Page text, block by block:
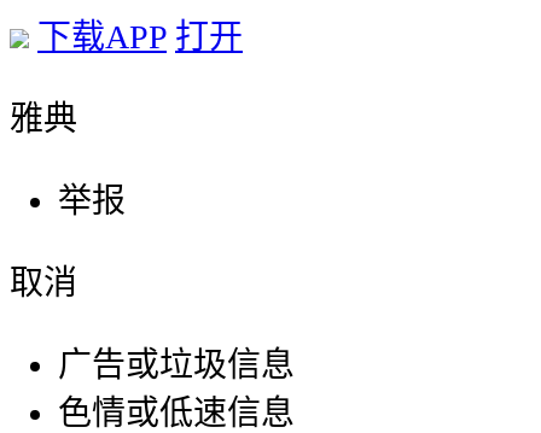
下载APP 打开
雅典
举报
取消
广告或垃圾信息
色情或低速信息